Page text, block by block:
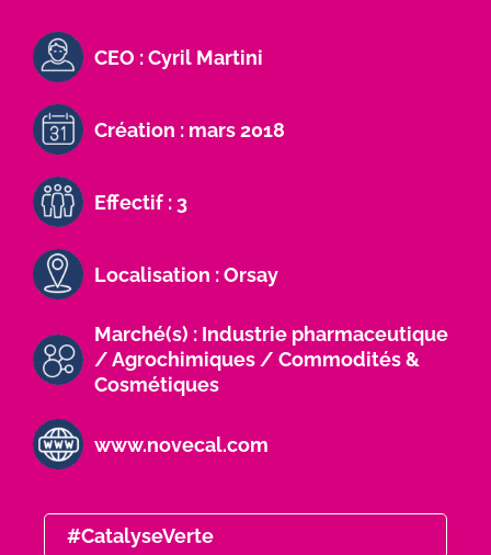
CEO : Cyril Martini
Création : mars 2018
Effectif : 3
Localisation : Orsay
Marché(s) : Industrie pharmaceutique
/ Agrochimiques / Commodités &
Cosmétiques
www.novecal.com
#CatalyseVerte